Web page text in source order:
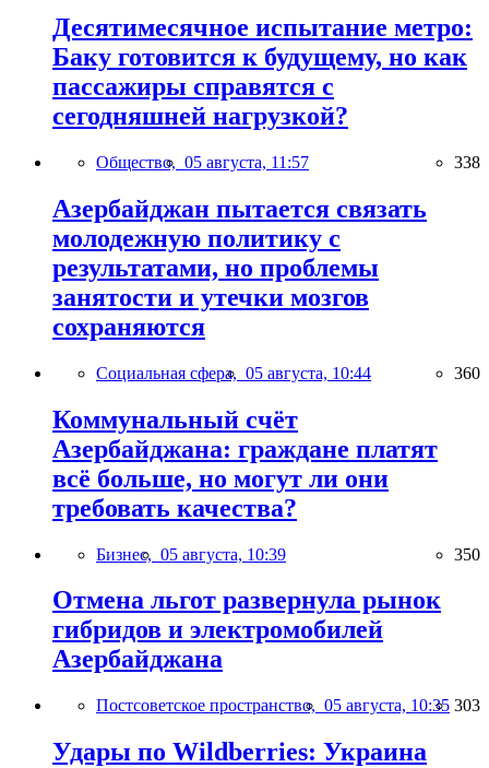
Десятимесячное испытание метро:
Баку готовится к будущему, но как
пассажиры справятся с
сегодняшней нагрузкой?
Общество, 05 августа, 11:57 338
Азербайджан пытается связать
молодежную политику с
результатами, но проблемы
занятости и утечки мозгов
сохраняются
Социальная сфера, 05 августа, 10:44 360
Коммунальный счёт
Азербайджана: граждане платят
всё больше, но могут ли они
требовать качества?
Бизнес, 05 августа, 10:39 350
Отмена льгот развернула рынок
гибридов и электромобилей
Азербайджана
Постсоветское пространство, 05 августа, 10:35 303
Удары по Wildberries: Украина